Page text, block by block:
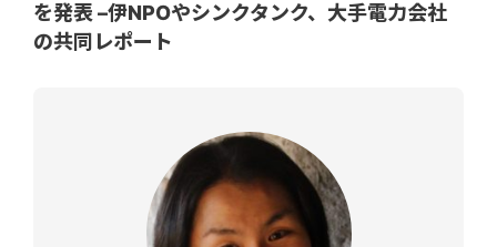
を発表 –伊NPOやシンクタンク、大手電力会社
の共同レポート